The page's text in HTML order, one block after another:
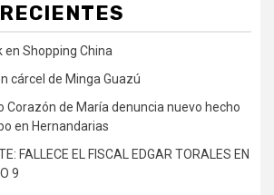
en Shopping China
cárcel de Minga Guazú
Corazón de María denuncia nuevo hecho
en Hernandarias
FALLECE EL FISCAL EDGAR TORALES EN
9